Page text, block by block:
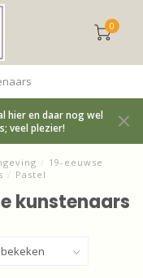
0
hier en daar nog wel
veel plezier!
/ 19-eeuwse
/ Pastel
kunstenaars